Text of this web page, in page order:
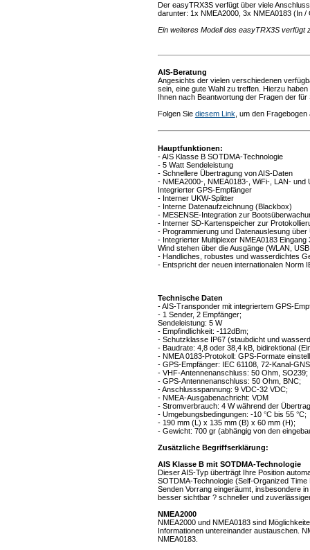
Der easyTRX3S verfügt über viele
darunter: 1x NMEA2000, 3x NMEA0183 (In
Ein weiteres Modell des easyTRX3S verfügt
AIS-Beratung
Angesichts der vielen verschiedenen
sein, eine gute Wahl zu treffen. Hierzu
Ihnen nach Beantwortung der Fragen der
Folgen Sie diesem Link , um den
Hauptfunktionen:
- AIS Klasse B SOTDMA-Technologie
- 5 Watt Sendeleistung
- Schnellere Übertragung von AIS-Daten
- NMEA2000-, NMEA0183-, WiFi-, LAN-
Integrierter GPS-Empfänger
- Interner UKW-Splitter
- Interne Datenaufzeichnung (Blackbox)
- MESENSE-Integration zur
- Interner SD-Kartenspeicher zur
- Programmierung und Datenauslesung
- Integrierter Multiplexer NMEA0183
Wind stehen über die Ausgänge (WLAN,
- Handliches, robustes und wasserdichtes
- Entspricht der neuen internationalen Norm
Technische Daten
- AIS-Transponder mit integriertem GPS-
- 1 Sender, 2 Empfänger;
Sendeleistung: 5 W
- Empfindlichkeit: -112dBm;
- Schutzklasse IP67 (staubdicht und
- Baudrate: 4,8 oder 38,4 kB, bidirektional
- NMEA 0183-Protokoll: GPS-Formate
- GPS-Empfänger: IEC 61108, 72-Kanal-
- VHF-Antennenanschluss: 50 Ohm, SO239;
- GPS-Antennenanschluss: 50 Ohm, BNC;
- Anschlussspannung: 9 VDC-32 VDC;
- NMEA-Ausgabenachricht: VDM
- Stromverbrauch: 4 W während der
- Umgebungsbedingungen: -10 °C bis 55 °C;
- 190 mm (L) x 135 mm (B) x 60 mm (H);
- Gewicht: 700 gr (abhängig von den
Zusätzliche Begriffserklärung:
AIS Klasse B mit SOTDMA-Technologie
Dieser AIS-Typ überträgt Ihre Position
SOTDMA-Technologie (Self-Organized
Senden Vorrang eingeräumt, insbesondere
besser sichtbar ? schneller und
NMEA2000
NMEA2000 und NMEA0183 sind
Informationen untereinander austauschen.
NMEA0183.